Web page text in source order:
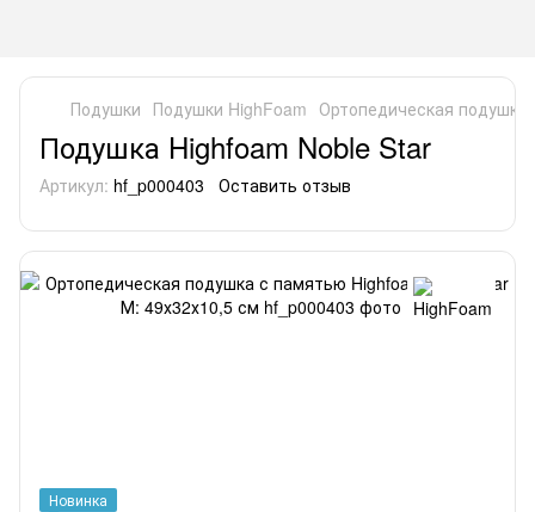
Подушки Подушки HighFoam Ортопедическая
Подушка Highfoam Noble Star
Артикул: hf_p000403 Оставить отзыв
Новинка